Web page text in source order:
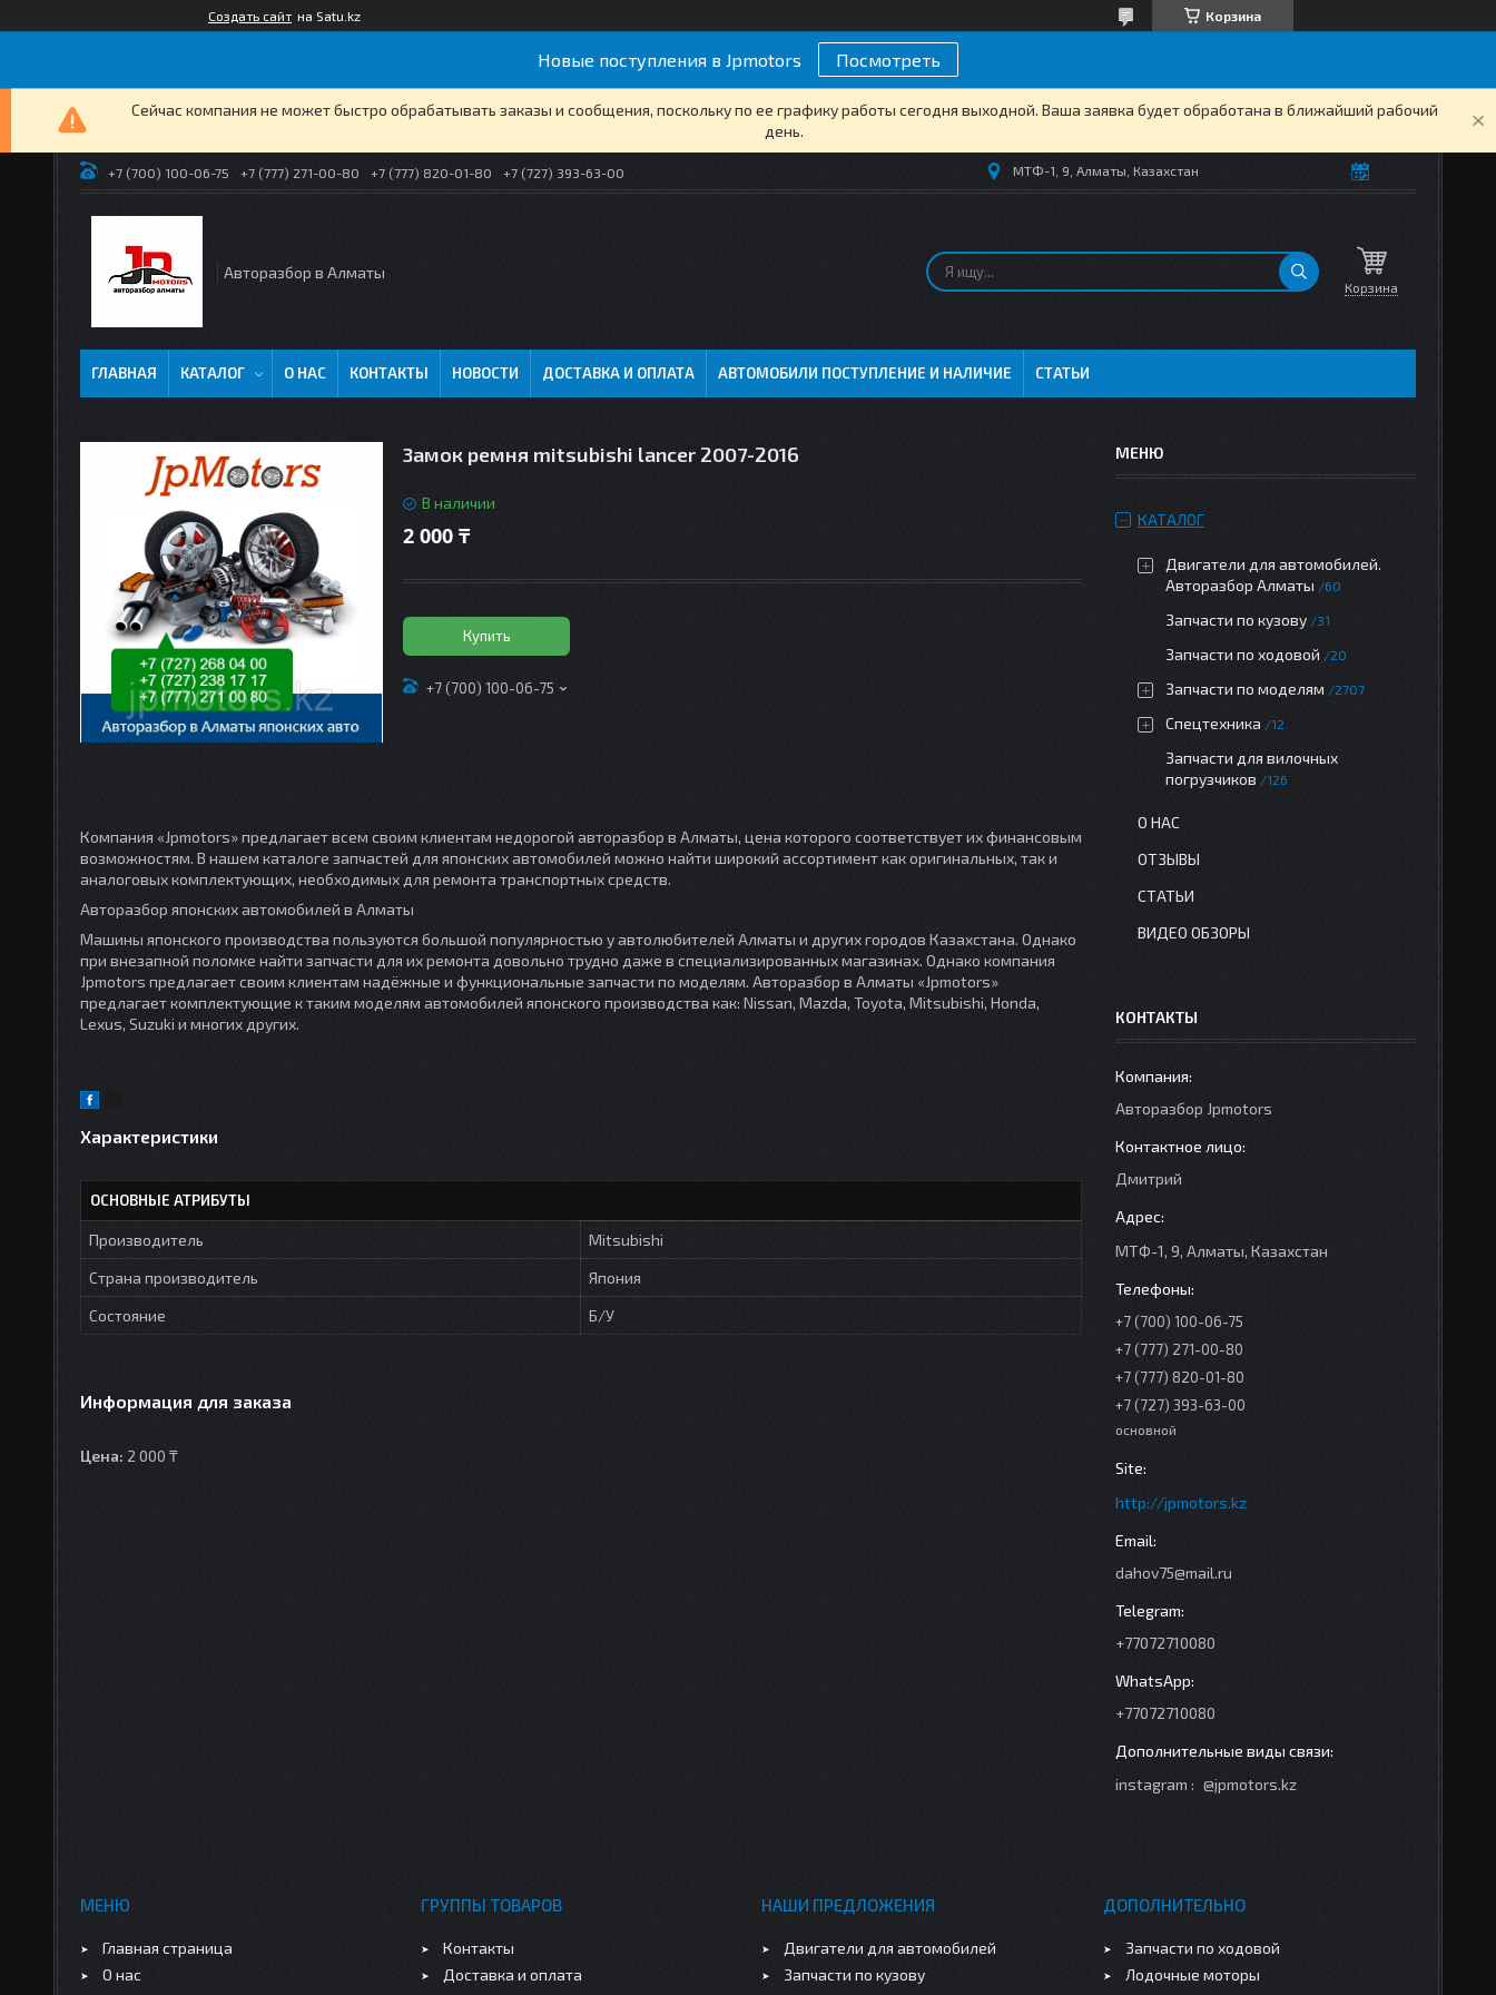
Создать сайт на Satu.kz Корзина
Новые поступления в Jpmotors Посмотреть
Сейчас компания не может быстро обрабатывать заказы и сообщения, поскольку по ее графику работы сегодня выходной. Ваша заявка будет обработана в ближайший рабочий
день.
+7 (700) 100-06-75 +7 (777) 271-00-80 +7 (777) 820-01-80 +7 (727) 393-63-00 МТФ-1, 9, Алматы, Казахстан
Авторазбор в Алматы
Корзина
ГЛАВНАЯ КАТАЛОГ О НАС КОНТАКТЫ НОВОСТИ ДОСТАВКА И ОПЛАТА АВТОМОБИЛИ ПОСТУПЛЕНИЕ И НАЛИЧИЕ СТАТЬИ
Замок ремня mitsubishi lancer 2007-2016
В наличии
2 000 ₸
Купить
+7 (700) 100-06-75
Компания «Jpmotors» предлагает всем своим клиентам недорогой авторазбор в Алматы, цена которого соответствует их финансовым
возможностям. В нашем каталоге запчастей для японских автомобилей можно найти широкий ассортимент как оригинальных, так и
аналоговых комплектующих, необходимых для ремонта транспортных средств.
Авторазбор японских автомобилей в Алматы
Машины японского производства пользуются большой популярностью у автолюбителей Алматы и других городов Казахстана. Однако
при внезапной поломке найти запчасти для их ремонта довольно трудно даже в специализированных магазинах. Однако компания
Jpmotors предлагает своим клиентам надёжные и функциональные запчасти по моделям. Авторазбор в Алматы «Jpmotors»
предлагает комплектующие к таким моделям автомобилей японского производства как: Nissan, Mazda, Toyota, Mitsubishi, Honda,
Lexus, Suzuki и многих других.
Характеристики
ОСНОВНЫЕ АТРИБУТЫ
Производитель
Mitsubishi
Страна производитель
Япония
Состояние
Б/У
Информация для заказа
Цена: 2 000 ₸
КАТАЛОГ
Двигатели для автомобилей.
Авторазбор Алматы
60
Запчасти по кузову 31
Запчасти по ходовой 20
Запчасти по моделям 2707
Спецтехника 12
Запчасти для вилочных
погрузчиков
126
О НАС
ОТЗЫВЫ
СТАТЬИ
ВИДЕО ОБЗОРЫ
КОНТАКТЫ
Авторазбор Jpmotors
Дмитрий
МТФ-1, 9, Алматы, Казахстан
+7 (700) 100-06-75
+7 (777) 271-00-80
+7 (777) 820-01-80
+7 (727) 393-63-00
основной
http://jpmotors.kz
dahov75@mail.ru
+77072710080
+77072710080
instagram @jpmotors.kz
МЕНЮ
Главная страница
О нас
ГРУППЫ ТОВАРОВ
Контакты
Доставка и оплата
НАШИ ПРЕДЛОЖЕНИЯ
Двигатели для автомобилей
Запчасти по кузову
ДОПОЛНИТЕЛЬНО
Запчасти по ходовой
Лодочные моторы